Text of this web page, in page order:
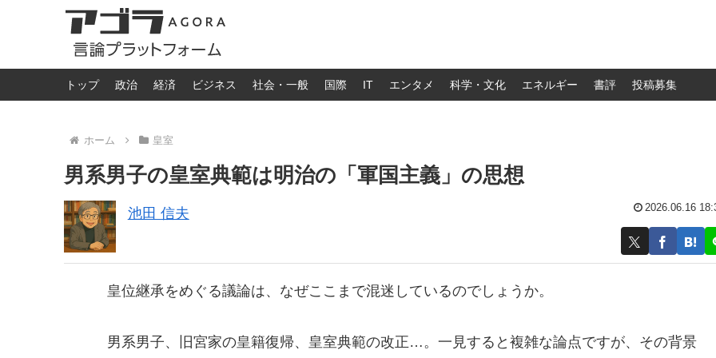
トップ 政治 経済 ビジネス 社会・一般 国際 IT エンタメ 科学・文化 エネルギー 書評 投稿募集
ホーム 皇室
男系男子の皇室典範は明治の「軍国主義」の思想
池田 信夫 2026.06.16
皇位継承をめぐる議論は、なぜここまで混迷しているのでしょうか。
男系男子、旧宮家の皇籍復帰、皇室典範の改正…。一見すると複雑な論点ですが、その背景